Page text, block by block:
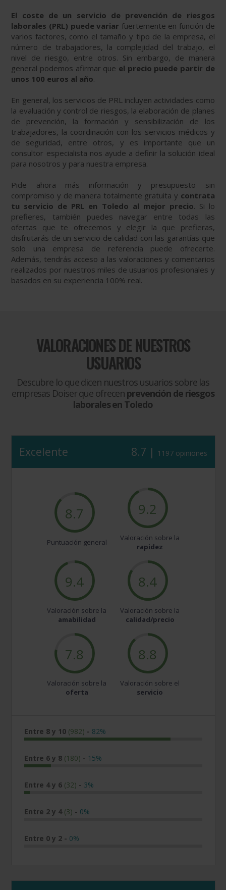
El coste de un servicio de prevención de riesgos
laborales (PRL) puede variar fuertemente en función de
varios factores, como el tamaño y tipo de la empresa, el
número de trabajadores, la complejidad del trabajo, el
nivel de riesgo, entre otros. Sin embargo, de manera
general podemos afirmar que el precio puede partir de
unos 100 euros al año.
En general, los servicios de PRL incluyen actividades como
la evaluación y control de riesgos, la elaboración de planes
de prevención, la formación y sensibilización de los
trabajadores, la coordinación con los servicios médicos y
de seguridad, entre otros, y es importante que un
consultor especialista nos ayude a definir la solución ideal
para nosotros y para nuestra empresa.
Pide ahora más información y presupuesto sin
compromiso y de manera totalmente gratuita y contrata
tu servicio de PRL en Toledo al mejor precio. Si lo
prefieres, también puedes navegar entre todas las
ofertas que te ofrecemos y elegir la que prefieras,
disfrutarás de un servicio de calidad con las garantías que
solo una empresa de referencia puede ofrecerte.
Además, tendrás acceso a las valoraciones y comentarios
realizados por nuestros miles de usuarios profesionales y
basados en su experiencia 100% real.
VALORACIONES DE NUESTROS
USUARIOS
Descubre lo que dicen nuestros usuarios sobre las
empresas Doiser que ofrecen prevención de riesgos
laborales en Toledo
Excelente 8.7 | 1197 opiniones
8.7
Puntuación general
9.2
Valoración sobre la
rapidez
9.4
Valoración sobre la
amabilidad
8.4
Valoración sobre la
calidad/precio
7.8
Valoración sobre la
oferta
8.8
Valoración sobre el
servicio
Entre 8 y 10 (982) - 82%
Entre 6 y 8 (180) - 15%
Entre 4 y 6 (32) - 3%
Entre 2 y 4 (3) - 0%
Entre 0 y 2 - 0%